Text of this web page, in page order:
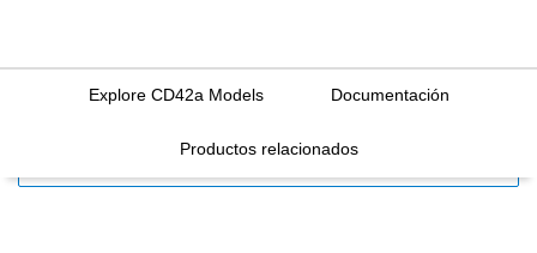
Explore CD42a Models Documentación
Productos relacionados